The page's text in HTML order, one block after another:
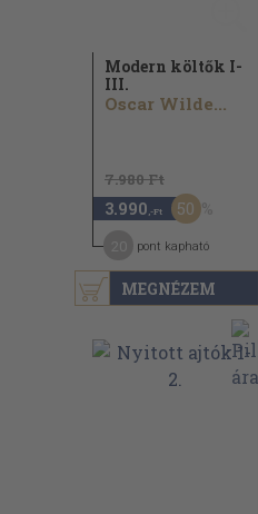
MEGNÉZEM
Modern költők I-
III.
Oscar Wilde...
7.980 Ft
3.990 ,-Ft 50
pont kapható